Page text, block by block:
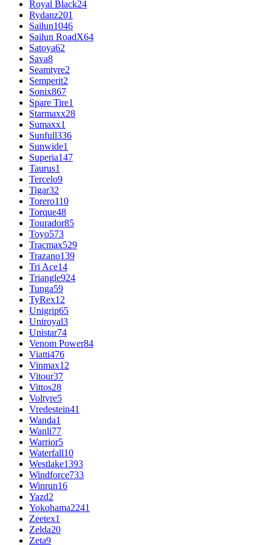
Royal Black24
Rydanz201
Sailun1046
Sailun RoadX64
Satoya62
Sava8
Seamtyre2
Semperit2
Sonix867
Spare Tire1
Starmaxx28
Sumaxx1
Sunfull336
Sunwide1
Superia147
Taurus1
Tercelo9
Tigar32
Torero110
Torque48
Tourador85
Toyo573
Tracmax529
Trazano139
Tri Ace14
Triangle924
Tunga59
TyRex12
Unigrip65
Uniroyal3
Unistar74
Venom Power84
Viatti476
Vinmax12
Vitour37
Vittos28
Voltyre5
Vredestein41
Wanda1
Wanli77
Warrior5
Waterfall10
Westlake1393
Windforce733
Winrun16
Yazd2
Yokohama2241
Zeetex1
Zelda20
Zeta9